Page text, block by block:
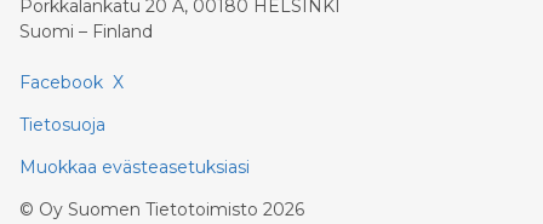
Porkkalankatu 20 A, 00180 HELSINKI
Suomi – Finland
Facebook X
Tietosuoja
Muokkaa evästeasetuksiasi
© Oy Suomen Tietotoimisto 2026